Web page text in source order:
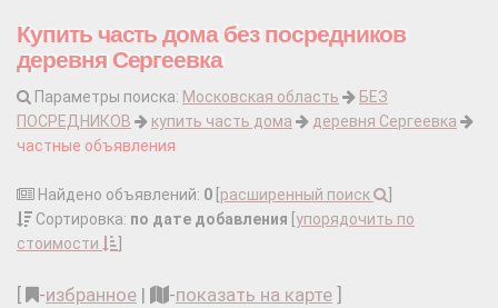
Купить часть дома без посредников
деревня Сергеевка
Параметры поиска: Московская область
БЕЗ
ПОСРЕДНИКОВ
купить часть дома
деревня Сергеевка
частные объявления
Найдено объявлений: 0 расширенный поиск
Сортировка: по дате добавления упорядочить по
стоимости
-избранное | -показать на карте